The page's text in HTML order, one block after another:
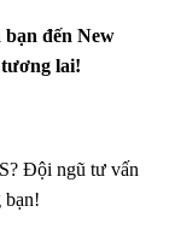
đến New
tương lai!
Đội ngũ tư vấn
bạn!